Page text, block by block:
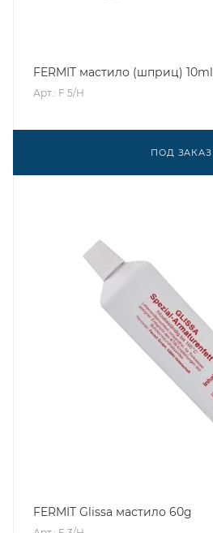
FERMIT мастило (шприц) 10ml
Арт.: F 5/H
ПОД ЗАКАЗ
FERMIT Glissa мастило 60g